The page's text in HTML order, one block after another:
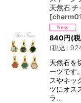
天然石 チ
[
840円(
(税込:
天然石を
ーツです
スやネッ
ツにオス
ラ…